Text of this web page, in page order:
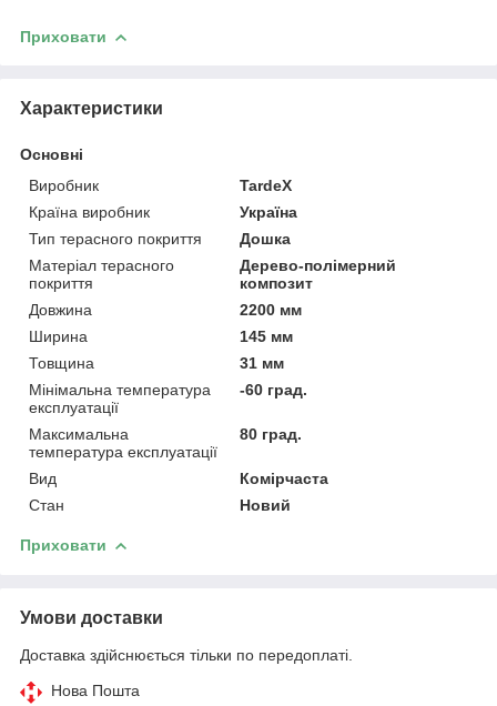
Приховати
Характеристики
Основні
Виробник
TardeX
Країна виробник
Україна
Тип терасного покриття
Дошка
Матеріал терасного
покриття
Дерево-полімерний
композит
Довжина
2200 мм
Ширина
145 мм
Товщина
31 мм
Мінімальна температура
експлуатації
-60 град.
Максимальна
температура експлуатації
80 град.
Вид
Комірчаста
Стан
Новий
Приховати
Умови доставки
Доставка здійснюється тільки по передоплаті.
Нова Пошта